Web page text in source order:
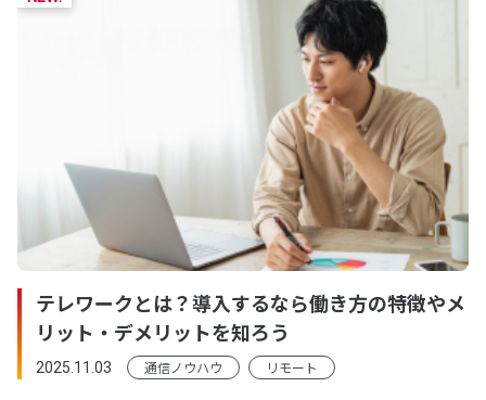
テレワークとは？導入するなら働き方の特徴やメ
リット・デメリットを知ろう
2025.11.03 通信ノウハウ リモート